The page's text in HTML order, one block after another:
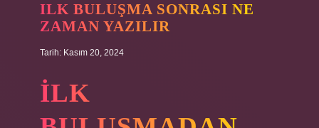
ILK BULUŞMA SONRASI NE
ZAMAN YAZILIR
Tarih: Kasım 20, 2024
İLK